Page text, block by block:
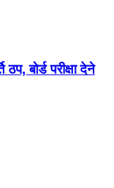
बोर्ड परीक्षा देने